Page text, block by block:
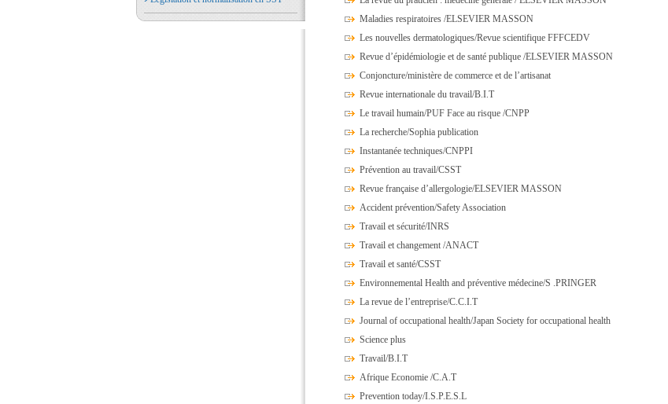
Maladies respiratoires /ELSEVIER MASSON
Les nouvelles dermatologiques/Revue scientifique FFFCEDV
Revue d’épidémiologie et de santé publique /ELSEVIER MASSON
Conjoncture/ministère de commerce et de l’artisanat
Revue internationale du travail/B.I.T
Le travail humain/PUF Face au risque /CNPP
La recherche/Sophia publication
Instantanée techniques/CNPPI
Prévention au travail/CSST
Revue française d’allergologie/ELSEVIER MASSON
Accident prévention/Safety Association
Travail et sécurité/INRS
Travail et changement /ANACT
Travail et santé/CSST
Environnemental Health and préventive médecine/S .PRINGER
La revue de l’entreprise/C.C.I.T
Journal of occupational health/Japan Society for occupational health
Science plus
Travail/B.I.T
Afrique Economie /C.A.T
Prevention today/I.S.P.E.S.L